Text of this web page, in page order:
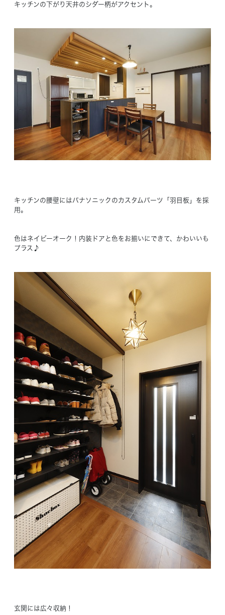
キッチンの下がり天井のシダー柄がアクセント。
キッチンの腰壁にはパナソニックのカスタムパーツ「羽目板」を採
用。
色はネイビーオーク！内装ドアと色をお揃いにできて、かわいいも
プラス♪
玄関には広々収納！